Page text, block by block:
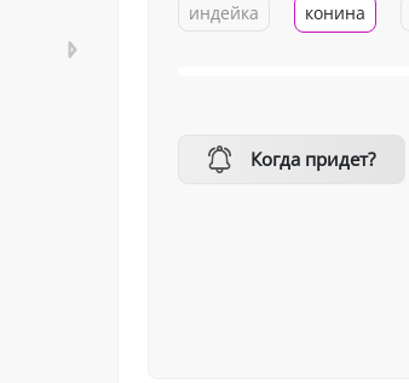
индейка конина
Когда придет?